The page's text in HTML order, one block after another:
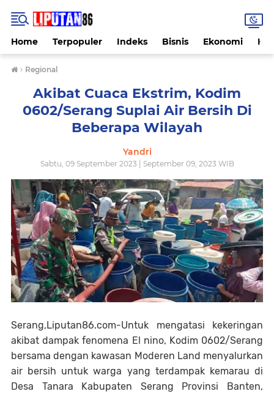
Home Terpopuler Indeks Bisnis Ekonomi
› Regional
Akibat Cuaca Ekstrim, Kodim
0602/Serang Suplai Air Bersih Di
Beberapa Wilayah
Yandri
Sabtu, 09 September 2023 | September 09, 2023 WIB
Serang,Liputan86.com-Untuk mengatasi kekeringan
akibat dampak fenomena El nino, Kodim 0602/Serang
bersama dengan kawasan Moderen Land menyalurkan
air bersih untuk warga yang terdampak kemarau di
Desa Tanara Kabupaten Serang Provinsi Banten,